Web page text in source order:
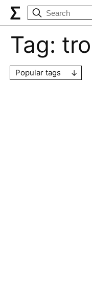
Tag:
Popular tags